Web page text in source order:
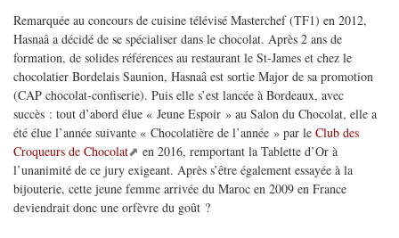
Remarquée au concours de cuisine télévisé Masterchef (TF1) en 2012,
Hasnaâ a décidé de se spécialiser dans le chocolat. Après 2 ans de
formation, de solides références au restaurant le St-James et chez le
chocolatier Bordelais Saunion, Hasnaâ est sortie Major de sa promotion
(CAP chocolat-confiserie). Puis elle s’est lancée à Bordeaux, avec
succès : tout d’abord élue « Jeune Espoir » au Salon du Chocolat, elle a
été élue l’année suivante « Chocolatière de l’année » par le Club des
Croqueurs de Chocolat
en 2016, remportant la Tablette d’Or à
l’unanimité de ce jury exigeant. Après s’être également essayée à la
bijouterie, cette jeune femme arrivée du Maroc en 2009 en France
deviendrait donc une orfèvre du goût ?